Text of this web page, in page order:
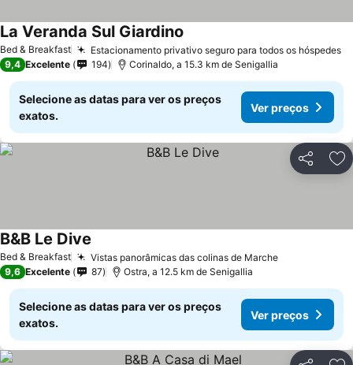
Bed & Breakfast Estacionamento privativo seguro para todos os hóspedes
La Veranda Sul Giardino
9,4 Excelente 194 Corinaldo, a 15.3 km de Senigallia
Selecione as datas para ver os preços
exatos.
Ver preços
Partilhar
Bed & Breakfast Vistas panorâmicas das colinas de Marche
B&B Le Dive
9,6 Excelente 87 Ostra, a 12.5 km de Senigallia
Selecione as datas para ver os preços
exatos.
Ver preços